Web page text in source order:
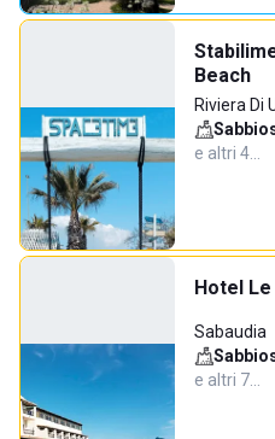
Beach
Riviera Di
e altri 4…
Hotel Le
Sabaudia
e altri 7…